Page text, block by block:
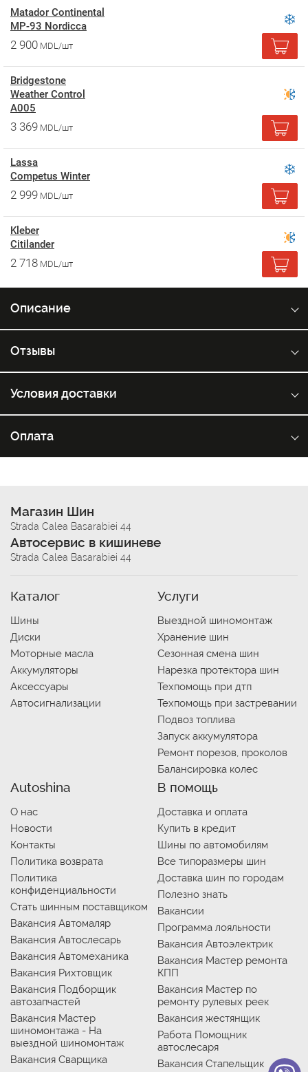
Matador Continental
MP-93 Nordicca
2 900 MDL/шт
Bridgestone
Weather Control
A005
3 369 MDL/шт
Lassa
Competus Winter
2 999 MDL/шт
Kleber
Citilander
2 718 MDL/шт
Описание
Отзывы
Условия доставки
Оплата
Магазин Шин
Strada Calea Basarabiei 44
Автосервис в кишиневе
Strada Calea Basarabiei 44
Каталог
Шины
Диски
Моторные масла
Аккумуляторы
Аксессуары
Автосигнализации
Услуги
Выездной шиномонтаж
Хранение шин
Сезонная смена шин
Нарезка протектора шин
Техпомощь при дтп
Техпомощь при застревании
Подвоз топлива
Запуск аккумулятора
Ремонт порезов, проколов
Балансировка колес
Autoshina
О нас
Новости
Контакты
Политика возврата
Политика
конфиденциальности
Стать шинным поставщиком
Вакансия Автомаляр
Вакансия Автослесарь
Вакансия Автомеханика
Вакансия Рихтовщик
Вакансия Подборщик
автозапчастей
Вакансия Мастер
шиномонтажа - На
выездной шиномонтаж
Вакансия Сварщика
В помощь
Доставка и оплата
Купить в кредит
Шины по автомобилям
Все типоразмеры шин
Доставка шин по городам
Полезно знать
Вакансии
Программа лояльности
Вакансия Автоэлектрик
Вакансия Мастер ремонта
КПП
Вакансия Мастер по
ремонту рулевых реек
Вакансия жестянщик
Работа Помощник
автослесаря
Вакансия Стапельщик